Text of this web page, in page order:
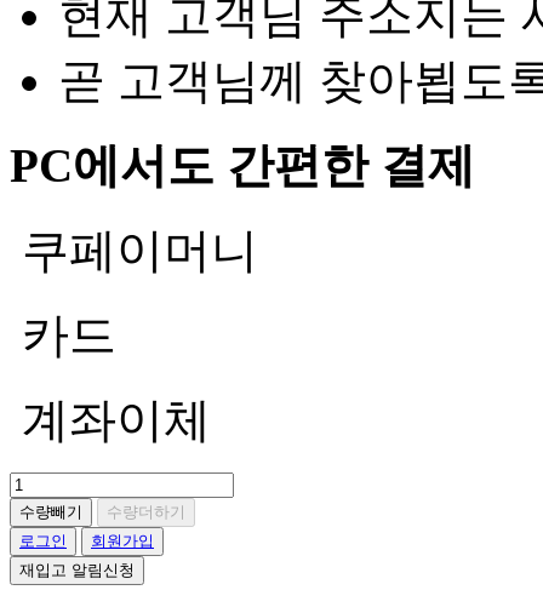
현재 고객님 주소지는
곧 고객님께 찾아뵙도
PC에서도 간편한 결제
쿠페이머니
카드
계좌이체
수량빼기
수량더하기
로그인
회원가입
재입고 알림신청